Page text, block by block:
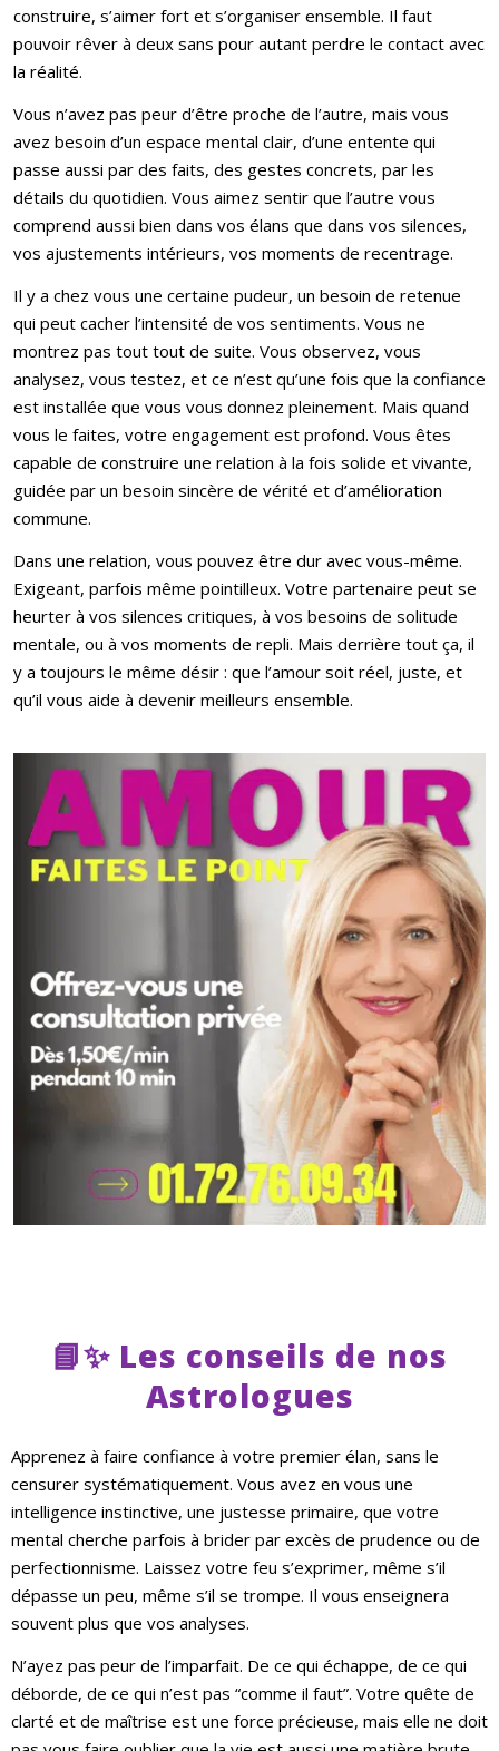
construire, s’aimer fort et s’organiser ensemble. Il faut
pouvoir rêver à deux sans pour autant perdre le contact avec
la réalité.
Vous n’avez pas peur d’être proche de l’autre, mais vous
avez besoin d’un espace mental clair, d’une entente qui
passe aussi par des faits, des gestes concrets, par les
détails du quotidien. Vous aimez sentir que l’autre vous
comprend aussi bien dans vos élans que dans vos silences,
vos ajustements intérieurs, vos moments de recentrage.
Il y a chez vous une certaine pudeur, un besoin de retenue
qui peut cacher l’intensité de vos sentiments. Vous ne
montrez pas tout tout de suite. Vous observez, vous
analysez, vous testez, et ce n’est qu’une fois que la confiance
est installée que vous vous donnez pleinement. Mais quand
vous le faites, votre engagement est profond. Vous êtes
capable de construire une relation à la fois solide et vivante,
guidée par un besoin sincère de vérité et d’amélioration
commune.
Dans une relation, vous pouvez être dur avec vous-même.
Exigeant, parfois même pointilleux. Votre partenaire peut se
heurter à vos silences critiques, à vos besoins de solitude
mentale, ou à vos moments de repli. Mais derrière tout ça, il
y a toujours le même désir : que l’amour soit réel, juste, et
qu’il vous aide à devenir meilleurs ensemble.
📘✨ Les conseils de nos
Astrologues
Apprenez à faire confiance à votre premier élan, sans le
censurer systématiquement. Vous avez en vous une
intelligence instinctive, une justesse primaire, que votre
mental cherche parfois à brider par excès de prudence ou de
perfectionnisme. Laissez votre feu s’exprimer, même s’il
dépasse un peu, même s’il se trompe. Il vous enseignera
souvent plus que vos analyses.
N’ayez pas peur de l’imparfait. De ce qui échappe, de ce qui
déborde, de ce qui n’est pas “comme il faut”. Votre quête de
clarté et de maîtrise est une force précieuse, mais elle ne doit